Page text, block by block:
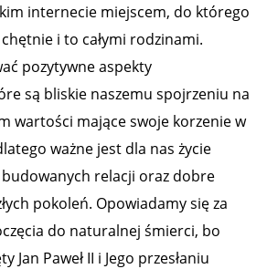
internecie miejscem, do którego
i to całymi rodzinami.
pozytywne aspekty
są bliskie naszemu spojrzeniu na
wartości mające swoje korzenie w
ważne jest dla nas życie
relacji oraz dobre
pokoleń. Opowiadamy się za
do naturalnej śmierci, bo
Jan Paweł II i Jego przesłaniu